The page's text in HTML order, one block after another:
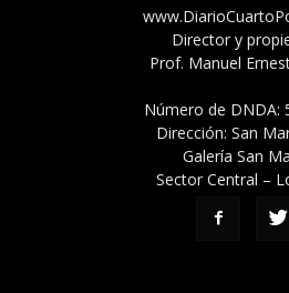
Director y
Prof. Manuel
Número de DNDA:
Dirección: San
Galería San
Sector Central –